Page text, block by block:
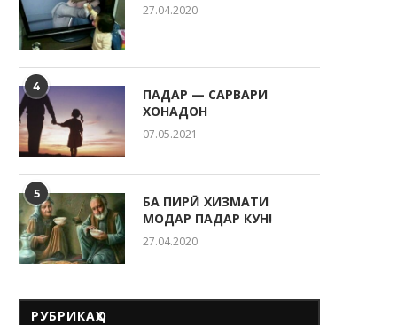
27.04.2020
4
ПАДАР — САРВАРИ
ХОНАДОН
07.05.2021
5
БА ПИРӢ ХИЗМАТИ
МОДАР ПАДАР КУН!
27.04.2020
РУБРИКАҲО